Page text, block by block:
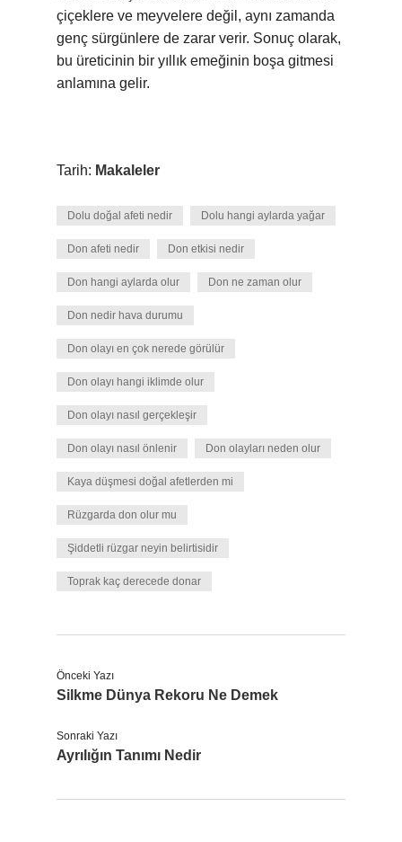
çiçeklere ve meyvelere değil, aynı zamanda
genç sürgünlere de zarar verir. Sonuç olarak,
bu üreticinin bir yıllık emeğinin boşa gitmesi
anlamına gelir.
Tarih: Makaleler
Dolu doğal afeti nedir Dolu hangi aylarda yağar
Don afeti nedir Don etkisi nedir
Don hangi aylarda olur Don ne zaman olur
Don nedir hava durumu
Don olayı en çok nerede görülür
Don olayı hangi iklimde olur
Don olayı nasıl gerçekleşir
Don olayı nasıl önlenir Don olayları neden olur
Kaya düşmesi doğal afetlerden mi
Rüzgarda don olur mu
Şiddetli rüzgar neyin belirtisidir
Toprak kaç derecede donar
Önceki Yazı
Silkme Dünya Rekoru Ne Demek
Sonraki Yazı
Ayrılığın Tanımı Nedir